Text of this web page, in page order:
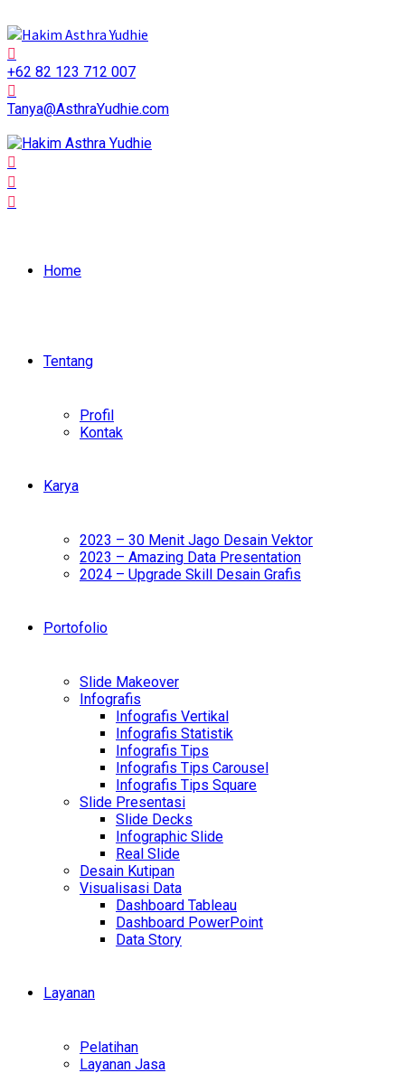
+62 82 123 712 007
Tanya@AsthraYudhie.com
Home
Tentang
Profil
Kontak
Karya
2023 – 30 Menit Jago Desain Vektor
2023 – Amazing Data Presentation
2024 – Upgrade Skill Desain Grafis
Portofolio
Slide Makeover
Infografis
Infografis Vertikal
Infografis Statistik
Infografis Tips
Infografis Tips Carousel
Infografis Tips Square
Slide Presentasi
Slide Decks
Infographic Slide
Real Slide
Desain Kutipan
Visualisasi Data
Dashboard Tableau
Dashboard PowerPoint
Data Story
Layanan
Pelatihan
Layanan Jasa